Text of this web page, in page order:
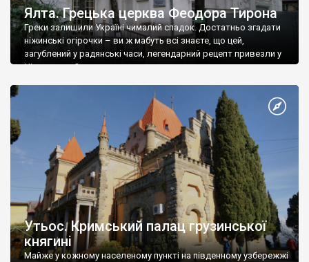
Ялта. Грецька церква Феодора Тирона
Греки залишили Україні чималий спадок. Достатньо згадати
ніжинські огірочки – ви ж мабуть всі знаєте, що цей,
загублений у радянські часи, легендарний рецепт привезли у
Ніжин греки?
Утьос. Кримський палац грузинської
княгині
Майже у кожному населеному пункті на південному узбережжі